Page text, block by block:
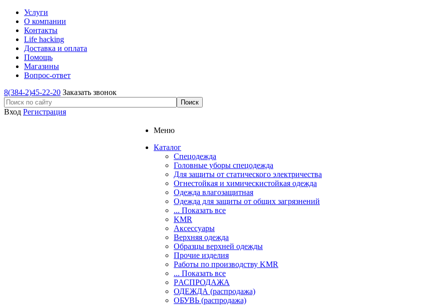
Услуги
О компании
Контакты
Life hacking
Доставка и оплата
Помощь
Магазины
Вопрос-ответ
8(384-2)45-22-20 Заказать звонок
Вход Регистрация
Меню
Каталог
Спецодежда
Головные уборы спецодежда
Для защиты от статического электричества
Огнестойкая и химическистойкая одежда
Одежда влагозащитная
Одежда для защиты от общих загрязнений
... Показать все
KMR
Аксессуары
Верхняя одежда
Образцы верхней одежды
Прочие изделия
Работы по производству KMR
... Показать все
PАСПРОДАЖА
ОДЕЖДА (распродажа)
ОБУВЬ (распродажа)